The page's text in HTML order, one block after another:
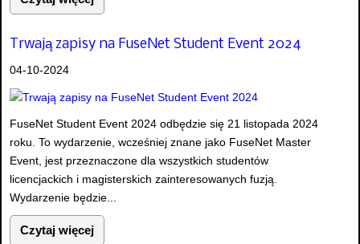
Trwają zapisy na FuseNet Student Event 2024
04-10-2024
FuseNet Student Event 2024 odbędzie się 21 listopada 2024
roku. To wydarzenie, wcześniej znane jako FuseNet Master
Event, jest przeznaczone dla wszystkich studentów
licencjackich i magisterskich zainteresowanych fuzją.
Wydarzenie będzie...
Czytaj więcej